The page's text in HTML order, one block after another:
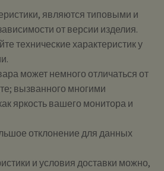
являются типовыми и
от версии изделия.
технические характеристик у
может немного отличаться от
вызванного многими
яркость вашего монитора и
отклонение для данных
и условия доставки можно,